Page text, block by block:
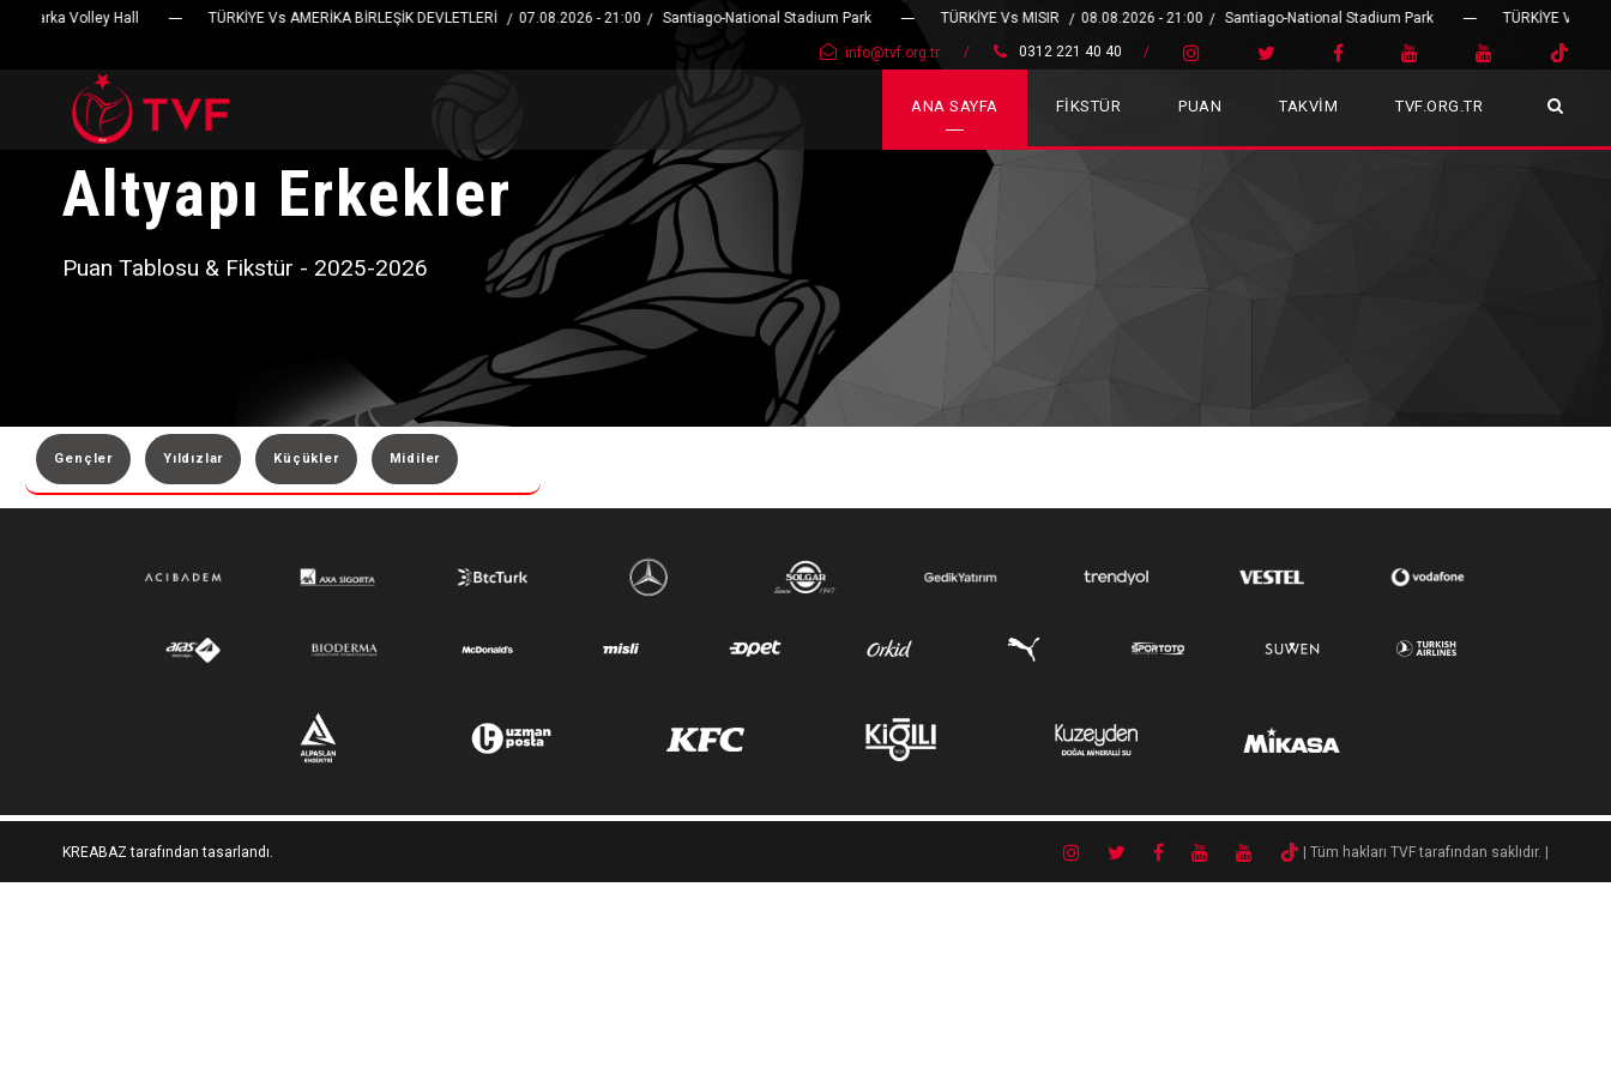
Volley Hall TÜRKİYE Vs AMERİKA BİRLEŞİK DEVLETLERİ / 07.08.2026 - 21:00 / Santiago-National Stadium Park TÜRKİYE Vs MISIR / 08.08.2026 - 21:00 / Santiago-National Stadium Park TÜRKİYE Vs ÇEKYA
info@tvf.org.tr
/ 0312 221 40 40 /
ANA SAYFA FİKSTÜR PUAN TAKVİM TVF.ORG.TR
Altyapı Erkekler
Puan Tablosu & Fikstür - 2025-2026
KREABAZ tarafından tasarlandı. | Tüm hakları TVF tarafından saklıdır. |